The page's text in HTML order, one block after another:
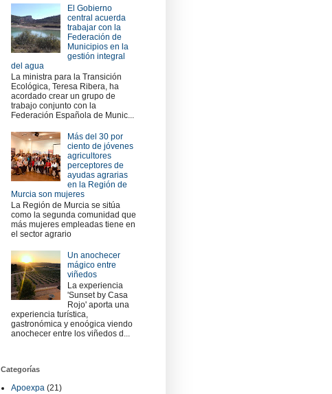
El Gobierno
central acuerda
trabajar con la
Federación de
Municipios en la
gestión integral
del agua
La ministra para la Transición
Ecológica, Teresa Ribera, ha
acordado crear un grupo de
trabajo conjunto con la
Federación Española de Munic...
Más del 30 por
ciento de jóvenes
agricultores
perceptores de
ayudas agrarias
en la Región de
Murcia son mujeres
La Región de Murcia se sitúa
como la segunda comunidad que
más mujeres empleadas tiene en
el sector agrario
Un anochecer
mágico entre
viñedos
La experiencia
'Sunset by Casa
Rojo' aporta una
experiencia turística,
gastronómica y enoógica viendo
anochecer entre los viñedos d...
Categorías
Apoexpa (21)